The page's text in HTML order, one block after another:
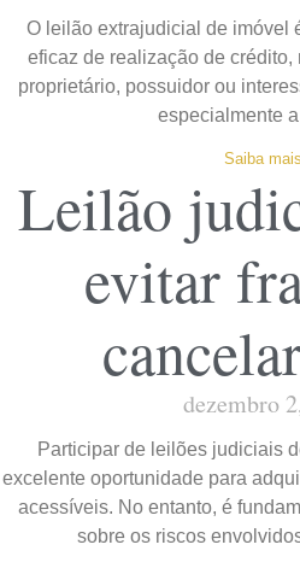
O leilão extrajudicial de imóvel
eficaz de realização de
proprietário, possuidor ou
especialmente
Saiba
Leilão
evitar
dezembro
Participar de leilões judiciais
excelente oportunidade para
acessíveis. No entanto, é
sobre os riscos